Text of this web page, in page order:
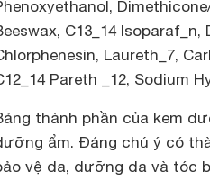
C13_14
Laureth_7,
Pareth _12, Sodium
thành phần của kem
ẩm. Đáng chú ý có
vệ da, dưỡng da và tóc